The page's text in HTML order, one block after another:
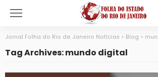
Jornal Folha do Rio de Janeiro Notícias > Blog >
Tag Archives: mundo digital